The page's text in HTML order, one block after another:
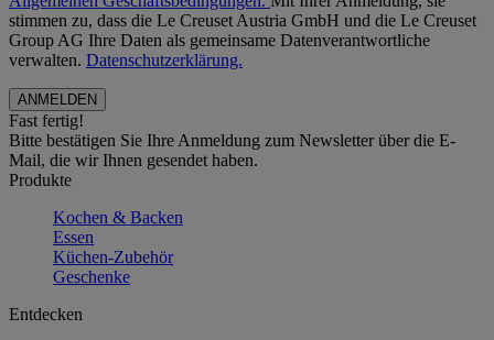
stimmen zu, dass die Le Creuset Austria GmbH und die Le Creuset
Group AG Ihre Daten als gemeinsame Datenverantwortliche
verwalten. Datenschutzerklärung.
Fast fertig!
Bitte bestätigen Sie Ihre Anmeldung zum Newsletter über die E-
Mail, die wir Ihnen gesendet haben.
Produkte
Kochen & Backen
Essen
Küchen-Zubehör
Geschenke
Entdecken